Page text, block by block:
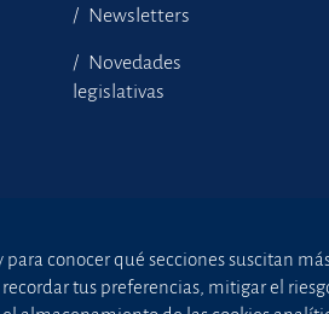
Newsletters
Novedades
legislativas
conocer qué secciones suscitan
tus preferencias, mitigar el